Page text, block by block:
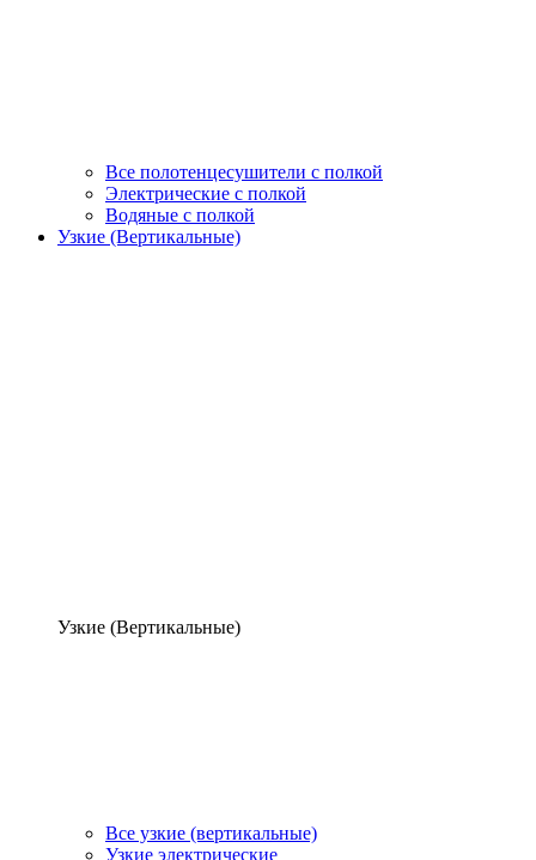
Все полотенцесушители с полкой
Электрические с полкой
Водяные с полкой
Узкие (Вертикальные)
Узкие (Вертикальные)
Все узкие (вертикальные)
Узкие электрические